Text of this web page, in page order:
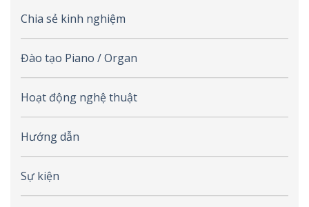
Chia sẻ kinh nghiệm
Đào tạo Piano / Organ
Hoạt động nghệ thuật
Hướng dẫn
Sự kiện